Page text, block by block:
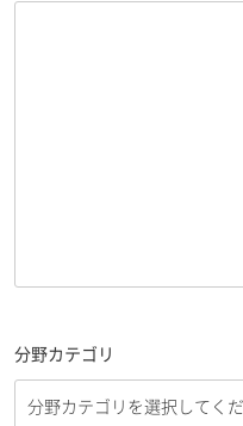
分野カテゴリ